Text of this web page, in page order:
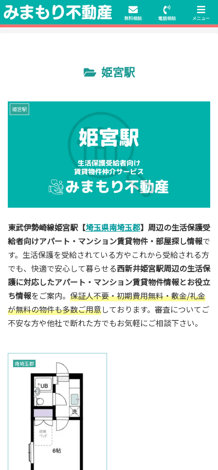
初期費用無料物件や保証人不要の物件も豊富にご用意！相談料無料でも申
請・手続きサポート付き！
姫宮駅
姫宮駅
東武伊勢崎線姫宮駅【埼玉県南埼玉郡】周辺の生活保護受
給者向けアパート・マンション賃貸物件・部屋探し情報で
す。生活保護を受給されている方やこれから受給される方
でも、快適で安心して暮らせる西新井姫宮駅周辺の生活保
護に対応したアパート・マンション賃貸物件情報とお役立
ち情報をご案内。 保証人不要・初期費用無料・敷金/礼金
が無料の物件も多数ご用意しております。審査についてご
不安な方や他社で断れた方でもお気軽にご相談下さい。
南埼玉郡
無料相談 電話相談 メニュー